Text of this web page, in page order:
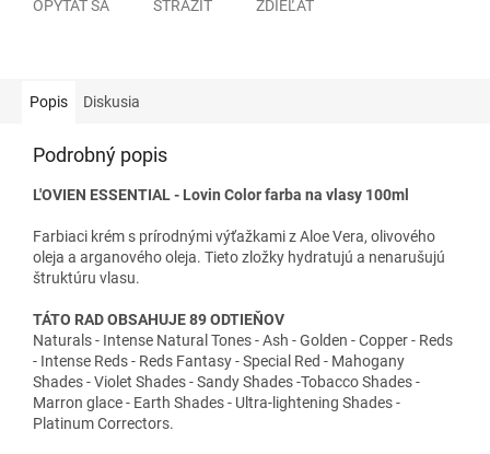
OPÝTAŤ SA STRÁŽIŤ ZDIEĽAŤ
Popis Diskusia
Podrobný popis
L'OVIEN ESSENTIAL - Lovin Color farba na vlasy 100ml
Farbiaci krém s prírodnými výťažkami z Aloe Vera, olivového
oleja a arganového oleja. Tieto zložky hydratujú a nenarušujú
štruktúru vlasu.
TÁTO RAD OBSAHUJE 89 ODTIEŇOV
Naturals - Intense Natural Tones - Ash - Golden - Copper - Reds
- Intense Reds - Reds Fantasy - Special Red - Mahogany
Shades - Violet Shades - Sandy Shades -Tobacco Shades -
Marron glace - Earth Shades - Ultra-lightening Shades -
Platinum Correctors.